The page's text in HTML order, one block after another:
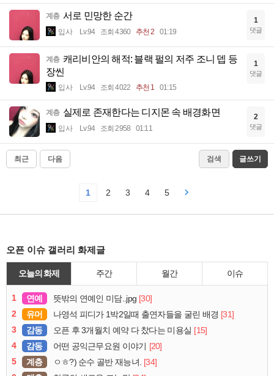
계층 서로 민망한 순간
입사 Lv.94 조회 4360 추천 2 01:19
1
댓글
계층 캐리비안의 해적: 블랙 펄의 저주 조니 뎁 등
장씬
입사 Lv.94 조회 4022 추천 1 01:15
1
댓글
계층 실제로 존재한다는 디지몬 속 배경화면
입사 Lv.94 조회 2958 01:11
2
댓글
최근 다음 검색 글쓰기
1 2 3 4 5
오픈 이슈 갤러리 화제글
오늘의 화제 주간 월간 이슈
1 연예 뜻밖의 연예인 미담..jpg [30]
2
유머 나영석 피디가 1박2일때 출연자들을 굴린 배경 [31]
3
감동 오픈 후 3개월치 예약 다 찼다는 미용실 [15]
4
감동 어떤 공익근무요원 이야기 [20]
5
계층 ㅇㅎ?) 순수 골반 재능녀. [34]